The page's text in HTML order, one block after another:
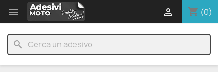
 shopping_cart (0)

search